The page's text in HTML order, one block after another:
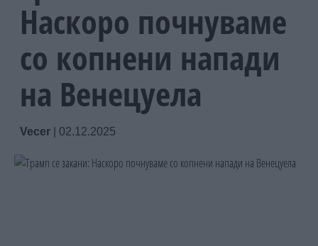
Наскоро почнуваме
со копнени напади
на Венецуела
Vecer 02.12.2025